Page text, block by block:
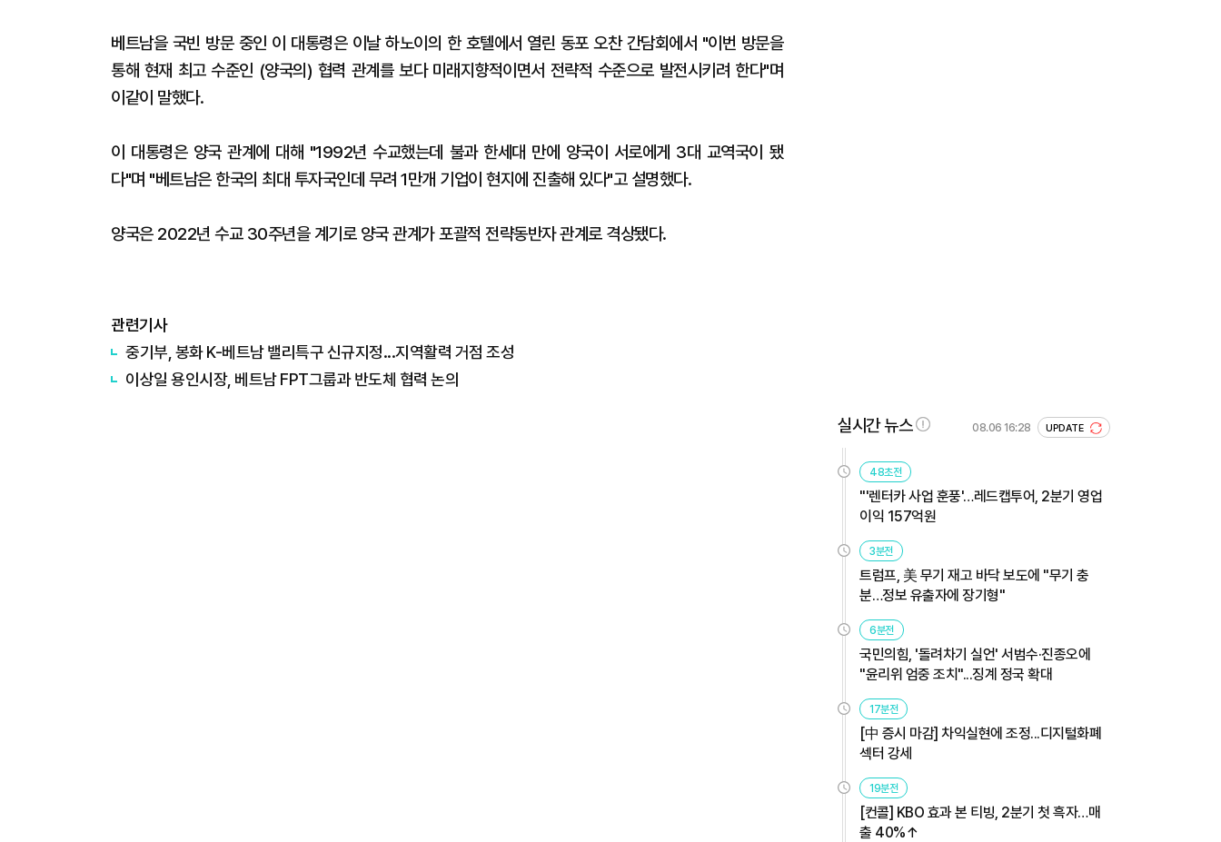
베트남을 국빈 방문 중인 이 대통령은 이날 하노이의 한 호텔에서 열린 동포 오찬 간담회에서 "이번 방문을
통해 현재 최고 수준인 (양국의) 협력 관계를 보다 미래지향적이면서 전략적 수준으로 발전시키려 한다"며
이같이 말했다.
이 대통령은 양국 관계에 대해 "1992년 수교했는데 불과 한세대 만에 양국이 서로에게 3대 교역국이 됐
다"며 "베트남은 한국의 최대 투자국인데 무려 1만개 기업이 현지에 진출해 있다"고 설명했다.
양국은 2022년 수교 30주년을 계기로 양국 관계가 포괄적 전략동반자 관계로 격상됐다.
관련기사
중기부, 봉화 K-베트남 밸리특구 신규지정...지역활력 거점 조성
이상일 용인시장, 베트남 FPT그룹과 반도체 협력 논의
실시간 뉴스 08.06 16:28 UPDATE
48초전
"'렌터카 사업 훈풍'…레드캡투어, 2분기 영업
이익 157억원
3분전
트럼프, 美 무기 재고 바닥 보도에 "무기 충
분…정보 유출자에 장기형"
6분전
국민의힘, '돌려차기 실언' 서범수·진종오에
"윤리위 엄중 조치"...징계 정국 확대
17분전
[中 증시 마감] 차익실현에 조정...디지털화폐
섹터 강세
19분전
[컨콜] KBO 효과 본 티빙, 2분기 첫 흑자…매
출 40%↑